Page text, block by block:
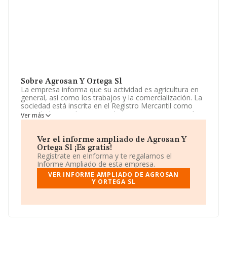
Sobre Agrosan Y Ortega Sl
La empresa informa que su actividad es agricultura en
general, así como los trabajos y la comercialización. La
sociedad está inscrita en el Registro Mercantil como
Sociedad Limitada. Su actividad CNAE es 'Propagación
de plantas' con código 0130. La empresa no tiene
La plantilla permanece igual y teniendo en cuenta la
información a disposición de INFORMA, ha contado con
un número de empleados inferior a la media de sector.
Para comunicarse con sus oficinas, el número de
teléfono es 968400392.
La sociedadAgrosan y Ortega S.L, con número de
Ver más
Ver el informe ampliado de Agrosan Y
Ortega Sl ¡Es gratis!
Regístrate en eInforma y te regalamos el
Informe Ampliado de esta empresa.
VER INFORME AMPLIADO DE AGROSAN
Y ORTEGA SL